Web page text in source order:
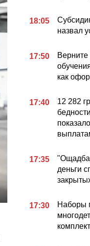
18:05
назвал
17:50
Верните
как
17:40
12 282
17:35
деньги
17:30
Наборы
комплект